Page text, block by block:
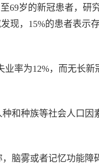
69岁的新冠患者，研
现，15%的患者表示
率为12%，而无长
和种族等社会人口因
脑雾或者记忆功能障